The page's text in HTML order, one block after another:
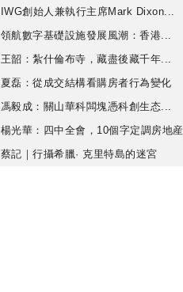
IWG創始人兼執行主席Mark Dixon...
領航數字基礎設施發展風潮：香港...
王韶：紮什倫布寺，藏盡後藏千年...
夏磊：從成交結構看購房者行為變化
馮毅成：關山華科闆塊憑科創生态...
楊光華：四中全會，10個字定調房地産
蔡記｜行攝希臘· 克里特島的迷宮